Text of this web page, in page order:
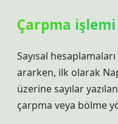
Çarpma
Sayısal
ararken, ilk olarak
üzerine sayılar
çarpma veya bölme